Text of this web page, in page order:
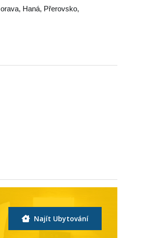
, Haná, Přerovsko,
Najít Ubytování